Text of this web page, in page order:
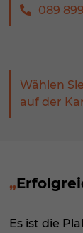
089
Wählen
auf der
Es ist die